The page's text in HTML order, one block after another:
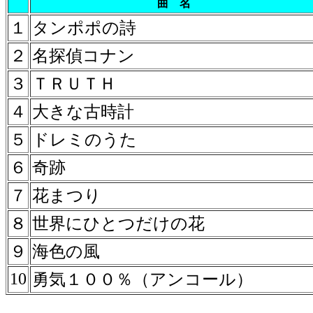
曲 名
１
タンポポの詩
２ 名探偵コナン
３
ＴＲＵＴＨ
４ 大きな古時計
５
ドレミのうた
６ 奇跡
７ 花まつり
８ 世界にひとつだけの花
９ 海色の風
10 勇気１００％（アンコール）